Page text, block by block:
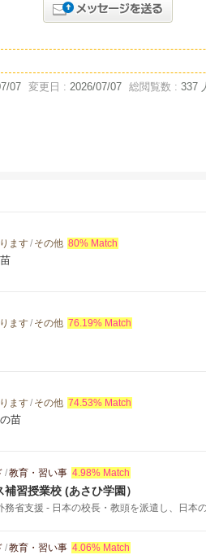
07 変更日 : 2026/07/07 総閲覧数 : 337
ます/ その他 80% Match
ます/ その他 76.19% Match
ます/ その他 74.53% Match
苗
/教育・習い事 4.98% Match
補習授業校 (あさひ学園）
務省支援 - 日本の校長・教頭を派遣し、日本
/教育・習い事 4.06% Match